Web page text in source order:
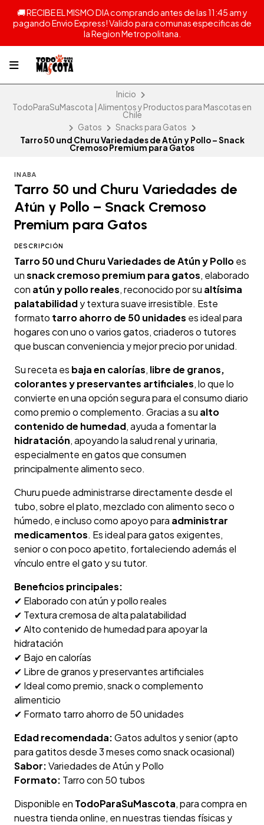
🚚 RECIBE EL MISMO DIA comprando antes de las 11:45 am y
pagando Envio Express! Valido para comunas especificas de
la Region Metropolitana.
Inicio
TodoParaSuMascota | Alimentos y Productos para Mascotas en
Chile
Gatos
Snacks para Gatos
Tarro 50 und Churu Variedades de Atún y Pollo – Snack
Cremoso Premium para Gatos
INABA
Tarro 50 und Churu Variedades de
Atún y Pollo – Snack Cremoso
Premium para Gatos
DESCRIPCIÓN
Tarro 50 und Churu Variedades de Atún y Polloes
unsnack cremoso premium para gatos, elaborado
con atún y pollo reales, reconocido por su altísima
palatabilidady textura suave irresistible. Este
formato tarro ahorro de 50 unidades es ideal para
hogares con uno o varios gatos, criaderos o tutores
que buscan conveniencia y mejor precio por unidad.
Su receta es baja en calorías, libre de granos,
colorantes y preservantes artificiales, lo que lo
convierte en una opción segura para el consumo diario
como premio o complemento. Gracias a su alto
contenido de humedad, ayuda a fomentar la
hidratación, apoyando la salud renal y urinaria,
especialmente en gatos que consumen
principalmente alimento seco.
Churu puede administrarse directamente desde el
tubo, sobre el plato, mezclado con alimento seco o
húmedo, e incluso como apoyo para administrar
medicamentos. Es ideal para gatos exigentes,
senior o con poco apetito, fortaleciendo además el
vínculo entre el gato y su tutor.
Beneficios principales:
✔ Elaborado con atún y pollo reales
✔ Textura cremosa de alta palatabilidad
✔ Alto contenido de humedad para apoyar la
hidratación
✔ Bajo en calorías
✔ Libre de granos y preservantes artificiales
✔ Ideal como premio, snack o complemento
alimenticio
✔ Formato tarro ahorro de 50 unidades
Edad recomendada:Gatos adultos y senior (apto
para gatitos desde 3 meses como snack ocasional)
Sabor:Variedades de Atún y Pollo
Formato: Tarro con 50 tubos
Disponible en TodoParaSuMascota, para compra en
nuestra tienda online, en nuestras tiendas físicas y